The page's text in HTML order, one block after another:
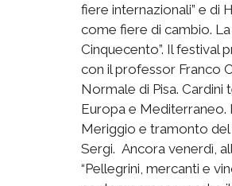
fiere internazionali” e di
come fiere di cambio.
Cinquecento”. Il festival
con il professor Franco
Normale di Pisa.
Europa e Mediterraneo.
Meriggio e tramonto
Sergi. Ancora venerdì,
“Pellegrini, mercanti e